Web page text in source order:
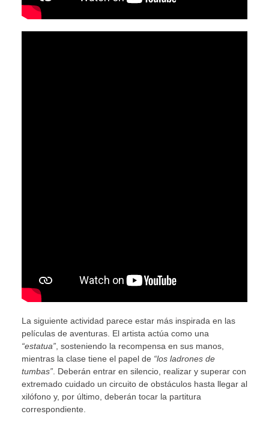
La siguiente actividad parece estar más inspirada en las
películas de aventuras. El artista actúa como una
“estatua”, sosteniendo la recompensa en sus manos,
mientras la clase tiene el papel de “los ladrones de
tumbas”. Deberán entrar en silencio, realizar y superar con
extremado cuidado un circuito de obstáculos hasta llegar al
xilófono y, por último, deberán tocar la partitura
correspondiente.